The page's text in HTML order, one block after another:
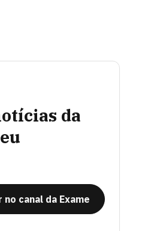
da
no canal da Exame